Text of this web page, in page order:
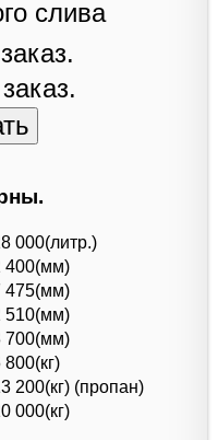
000(литр.)
400(мм)
475(мм)
510(мм)
700(мм)
800(кг)
200(кг) (пропан)
000(кг)